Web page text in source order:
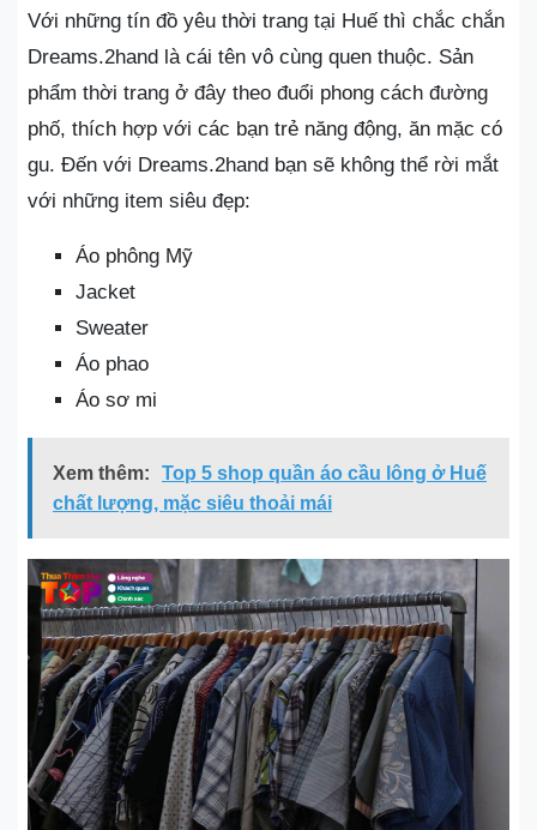
Với những tín đồ yêu thời trang tại Huế thì chắc chắn
Dreams.2hand là cái tên vô cùng quen thuộc. Sản
phẩm thời trang ở đây theo đuổi phong cách đường
phố, thích hợp với các bạn trẻ năng động, ăn mặc có
gu. Đến với Dreams.2hand bạn sẽ không thể rời mắt
với những item siêu đẹp:
Áo phông Mỹ
Jacket
Sweater
Áo phao
Áo sơ mi
Xem thêm:
Top 5 shop quần áo cầu lông ở Huế
chất lượng, mặc siêu thoải mái